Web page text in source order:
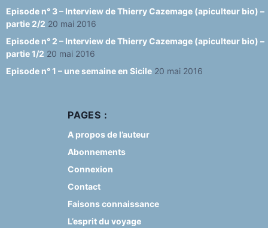
Episode n° 3 – Interview de Thierry Cazemage (apiculteur bio) –
partie 2/2 20 mai 2016
Episode n° 2 – Interview de Thierry Cazemage (apiculteur bio) –
partie 1/2 20 mai 2016
Episode n° 1 – une semaine en Sicile 20 mai 2016
PAGES :
A propos de l’auteur
Abonnements
Connexion
Contact
Faisons connaissance
L’esprit du voyage